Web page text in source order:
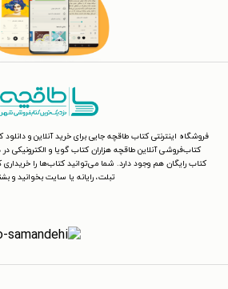
فروشگاه اینترنتی کتاب طاقچه جایی برای خرید آنلاین و
کتاب‌فروشی آنلاین طاقچه هزاران کتاب گویا و
کتاب رایگان هم وجود دارد. شما می‌توانید کتاب‌ها را خریداری
تبلت، رایانه یا سایت بخوانید و